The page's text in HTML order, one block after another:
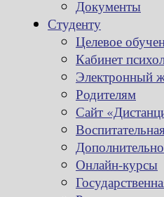
Документы
Студенту
Целевое
Кабинет
Электронный
Родителям
Сайт
Онлайн-курсы